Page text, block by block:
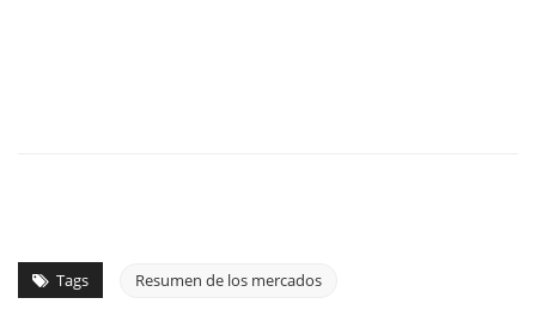
Tags Resumen de los mercados